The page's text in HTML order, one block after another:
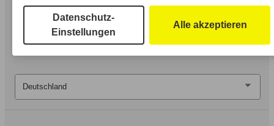
Wir arbeiten mit 263 Anbietern zusammen.
Datenschutz-
Einstellungen
Alle akzeptieren